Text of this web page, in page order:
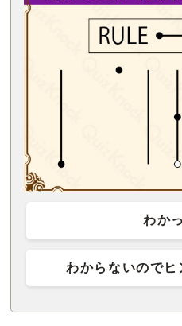
わか
わからないのでヒ